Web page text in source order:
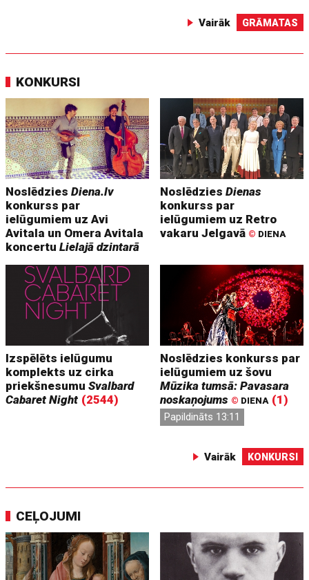
Vairāk GRĀMATAS
KONKURSI
NoslēdziesDiena.lv
konkurss par
ielūgumiem uz Avi
Avitala un Omera Avitala
koncertuLielajā dzintarā
NoslēdziesDienas
konkurss par
ielūgumiem uz Retro
vakaru Jelgavā © DIENA
Izspēlēts ielūgumu
komplekts uz cirka
priekšnesumuSvalbard
Cabaret Night (2544)
Noslēdzies konkurss par
ielūgumiem uz šovu
Mūzika tumsā: Pavasara
noskaņojums © DIENA (1)
Papildināts 13:11
Vairāk KONKURSI
CEĻOJUMI